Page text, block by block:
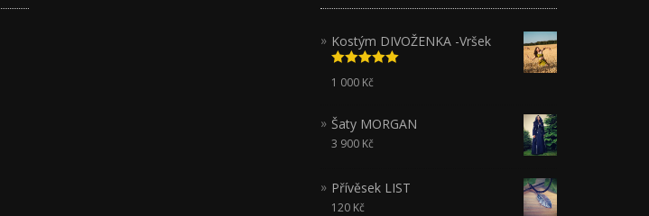
Kostým DIVOŽENKA -Vršek
Hodnocení
5.00z 5
1 000 Kč
Šaty MORGAN
3 900 Kč
Přívěsek LIST
120 Kč